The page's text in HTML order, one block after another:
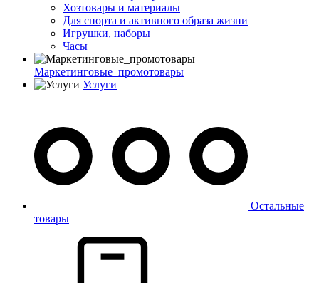
Хозтовары и материалы
Для спорта и активного образа жизни
Игрушки, наборы
Часы
Маркетинговые_промотовары
Услуги
Остальные
товары